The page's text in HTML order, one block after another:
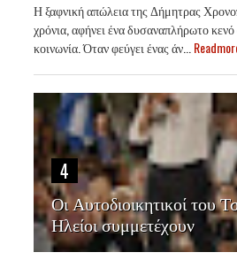
Η ξαφνική απώλεια της Δήμητρας
χρόνια, αφήνει ένα δυσαναπλήρωτο
κοινωνία. Όταν φεύγει ένας άν...
4
Οι Αυτοδιοικητικοί του
Ηλείοι συμμετέχουν